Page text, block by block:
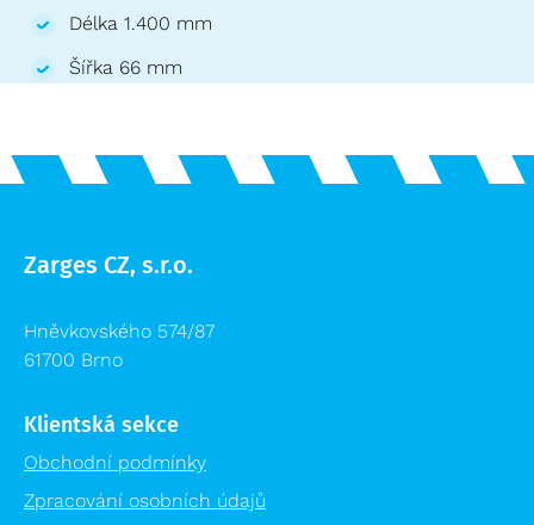
Délka 1.400 mm
Šířka 66 mm
Zarges CZ, s.r.o.
Hněvkovského 574/87
61700 Brno
Klientská sekce
Obchodní podmínky
Zpracování osobních údajů